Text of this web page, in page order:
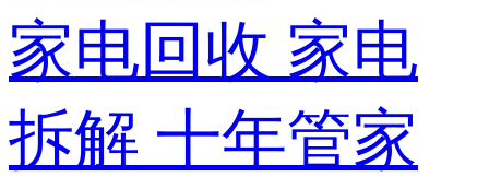
家电回收 家电
拆解 十年管家